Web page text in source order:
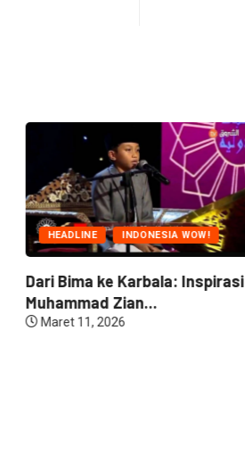
HEADLINE INDONESIA WOW!
Dari Bima ke Karbala: Inspirasi
Muhammad Zian...
Maret 11, 2026